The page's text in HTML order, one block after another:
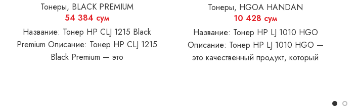
Тонеры, BLACK PREMIUM
54 384 сум
Название: Тонер HP CLJ 1215 Black
Premium Описание: Тонер HP CLJ 1215
Black Premium — это
Тонеры, HGOA HANDAN
10 428 сум
Название: Тонер HP LJ 1010 HGO
Описание: Тонер HP LJ 1010 HGO —
это качественный продукт, который